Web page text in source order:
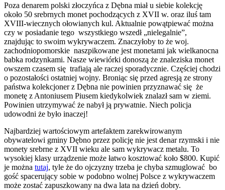
Poza denarem polski złoczyńca z Dębna miał u siebie kolekcję
około 50 srebrnych monet pochodzących z XVII w. oraz iluś tam
XVIII-wiecznych ołowianych kul. Aktualnie powątpiewać można
czy w posiadanie tego wszystkiego wszedł „nielegalnie”,
znajdując to swoim wykrywaczem. Znaczyłoby to że woj.
zachodniopomorskie naszpikowane jest monetami jak wielkanocna
babka rodzynkami. Nasze wiewiórki donoszą że znaleziska monet
owszem czasem się trafiają ale raczej sporadycznie. Częściej chodzi
o pozostałości ostatniej wojny. Broniąc się przed agresją ze strony
państwa kolekcjoner z Dębna nie powinien przyznawać się że
monetę z Antoniusem Piusem kiedykolwiek znalazł sam w ziemi.
Powinien utrzymywać że nabył ją prywatnie. Niech policja
udowodni że było inaczej!
Najbardziej wartościowym artefaktem zarekwirowanym
obywatelowi gminy Dębno przez policję nie jest denar rzymski i nie
monety srebrne z XVII wieku ale sam wykrywacz metalu. To
wysokiej klasy urządzenie może łatwo kosztować koło $800. Kupić
je można tutaj, tyle że do ojczyzny trzeba je chyba szmuglować bo
gość spacerujący sobie w podobno wolnej Polsce z wykrywaczem
może zostać zapuszkowany na dwa lata na dzień dobry.